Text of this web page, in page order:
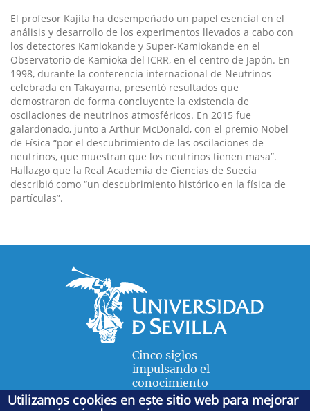
El profesor Kajita ha desempeñado un papel esencial en el
análisis y desarrollo de los experimentos llevados a cabo con
los detectores Kamiokande y Super-Kamiokande en el
Observatorio de Kamioka del ICRR, en el centro de Japón. En
1998, durante la conferencia internacional de Neutrinos
celebrada en Takayama, presentó resultados que
demostraron de forma concluyente la existencia de
oscilaciones de neutrinos atmosféricos. En 2015 fue
galardonado, junto a Arthur McDonald, con el premio Nobel
de Física “por el descubrimiento de las oscilaciones de
neutrinos, que muestran que los neutrinos tienen masa”.
Hallazgo que la Real Academia de Ciencias de Suecia
describió como “un descubrimiento histórico en la física de
partículas”.
Cinco siglos
impulsando el
conocimiento
Utilizamos cookies en este sitio web para mejorar